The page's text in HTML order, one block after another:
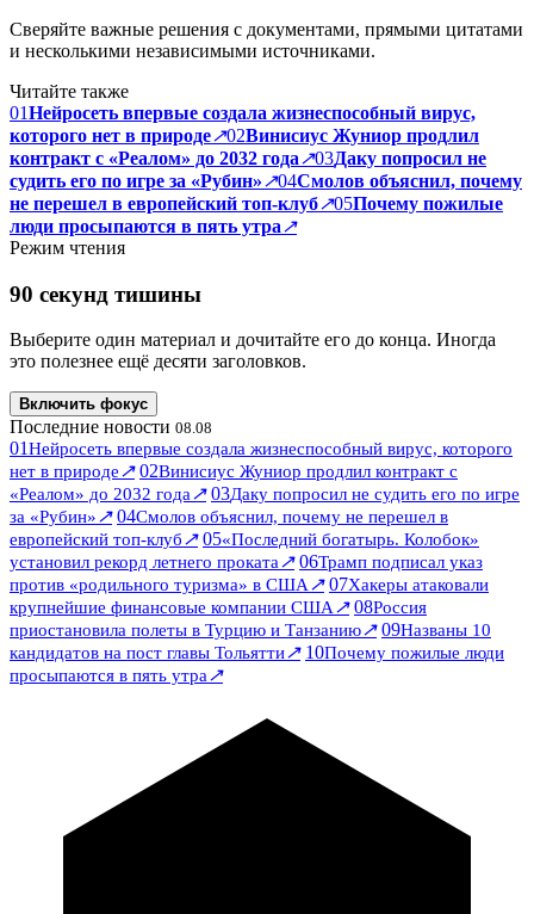
Сверяйте важные решения с документами, прямыми цитатами
и несколькими независимыми источниками.
Читайте также
01Нейросеть впервые создала жизнеспособный вирус,
которого нет в природе↗02Винисиус Жуниор продлил
контракт с «Реалом» до 2032 года↗03Даку попросил не
судить его по игре за «Рубин»↗04Смолов объяснил, почему
не перешел в европейский топ-клуб↗05Почему пожилые
люди просыпаются в пять утра↗
Режим чтения
90 секунд тишины
Выберите один материал и дочитайте его до конца. Иногда
это полезнее ещё десяти заголовков.
Включить фокус
Последние новости 08.08
01Нейросеть впервые создала жизнеспособный вирус, которого
нет в природе↗ 02Винисиус Жуниор продлил контракт с
«Реалом» до 2032 года↗ 03Даку попросил не судить его по игре
за «Рубин»↗ 04Смолов объяснил, почему не перешел в
европейский топ-клуб↗ 05«Последний богатырь. Колобок»
установил рекорд летнего проката↗ 06Трамп подписал указ
против «родильного туризма» в США↗ 07Хакеры атаковали
крупнейшие финансовые компании США↗ 08Россия
приостановила полеты в Турцию и Танзанию↗ 09Названы 10
кандидатов на пост главы Тольятти↗ 10Почему пожилые люди
просыпаются в пять утра↗